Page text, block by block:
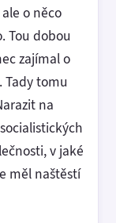
o něco
Tou dobou
zajímal o
tomu
na
v jaké
měl naštěstí